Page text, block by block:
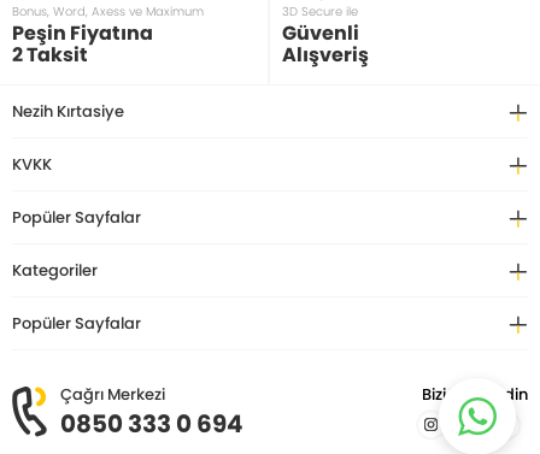
Bonus, Word, Axess ve Maximum
Peşin Fiyatına
2 Taksit
3D Secure ile
Güvenli
Alışveriş
Nezih Kırtasiye
KVKK
Popüler Sayfalar
Kategoriler
Popüler Sayfalar
Çağrı Merkezi
0850 333 0 694
Bizi Takip Edin